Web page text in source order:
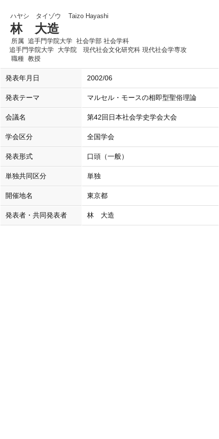
ハヤシ タイゾウ Taizo Hayashi
林 大造
所属 追手門学院大学 社会学部 社会学科
追手門学院大学 大学院 現代社会文化研究科 現代社会学専攻
職種 教授
発表年月日 2002/06
発表テーマ マルセル・モースの相即型聖俗理論
会議名 第42回日本社会学史学会大会
学会区分 全国学会
発表形式 口頭（一般）
単独共同区分 単独
開催地名 東京都
発表者・共同発表者 林 大造